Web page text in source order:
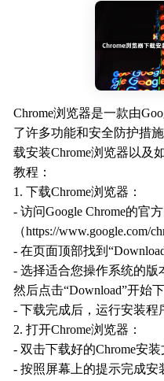
Chrome浏览器是一款由
了许多功能和安全防护措
载安装Chrome浏览器以及
教程：
1. 下载Chrome浏览器：
- 访问Google Chrome的官
（https://www.google.com/
- 在页面顶部找到
- 选择适合您操作系统的版
然后点击“Download”开始下
- 下载完成后，运行安装程
2. 打开Chrome浏览器：
- 双击下载好的Chrome安
- 按照屏幕上的提示完成安